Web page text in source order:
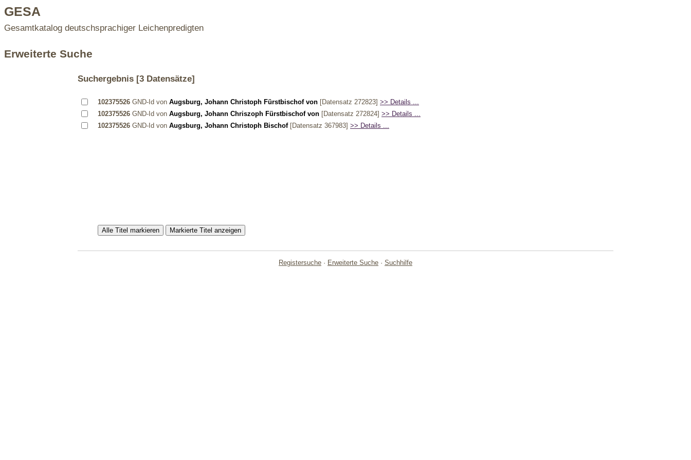
GESA
Gesamtkatalog deutschsprachiger Leichenpredigten
Erweiterte Suche
Suchergebnis [3 Datensätze]
102375526 GND-Id von Augsburg, Johann Christoph Fürstbischof von [Datensatz 272823] >> Details ...
102375526 GND-Id von Augsburg, Johann Chriszoph Fürstbischof von [Datensatz 272824] >> Details ...
102375526 GND-Id von Augsburg, Johann Christoph Bischof[Datensatz 367983] >> Details ...
Registersuche · Erweiterte Suche · Suchhilfe